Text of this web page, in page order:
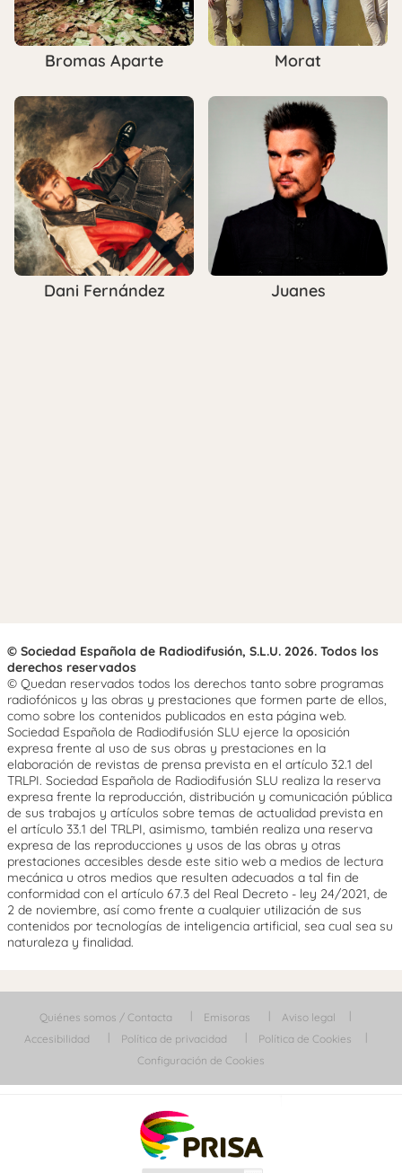
Bromas Aparte Morat
Dani Fernández Juanes
© Sociedad Española de Radiodifusión, S.L.U. 2026. Todos los
derechos reservados
© Quedan reservados todos los derechos tanto sobre programas
radiofónicos y las obras y prestaciones que formen parte de ellos,
como sobre los contenidos publicados en esta página web.
Sociedad Española de Radiodifusión SLU ejerce la oposición
expresa frente al uso de sus obras y prestaciones en la
elaboración de revistas de prensa prevista en el artículo 32.1 del
TRLPI. Sociedad Española de Radiodifusión SLU realiza la reserva
expresa frente la reproducción, distribución y comunicación pública
de sus trabajos y artículos sobre temas de actualidad prevista en
el artículo 33.1 del TRLPI, asimismo, también realiza una reserva
expresa de las reproducciones y usos de las obras y otras
prestaciones accesibles desde este sitio web a medios de lectura
mecánica u otros medios que resulten adecuados a tal fin de
conformidad con el artículo 67.3 del Real Decreto - ley 24/2021, de
2 de noviembre, así como frente a cualquier utilización de sus
contenidos por tecnologías de inteligencia artificial, sea cual sea su
naturaleza y finalidad.
Quiénes somos / Contacta Emisoras
Aviso legal
Accesibilidad
Política de privacidad
Política de Cookies
Configuración de Cookies